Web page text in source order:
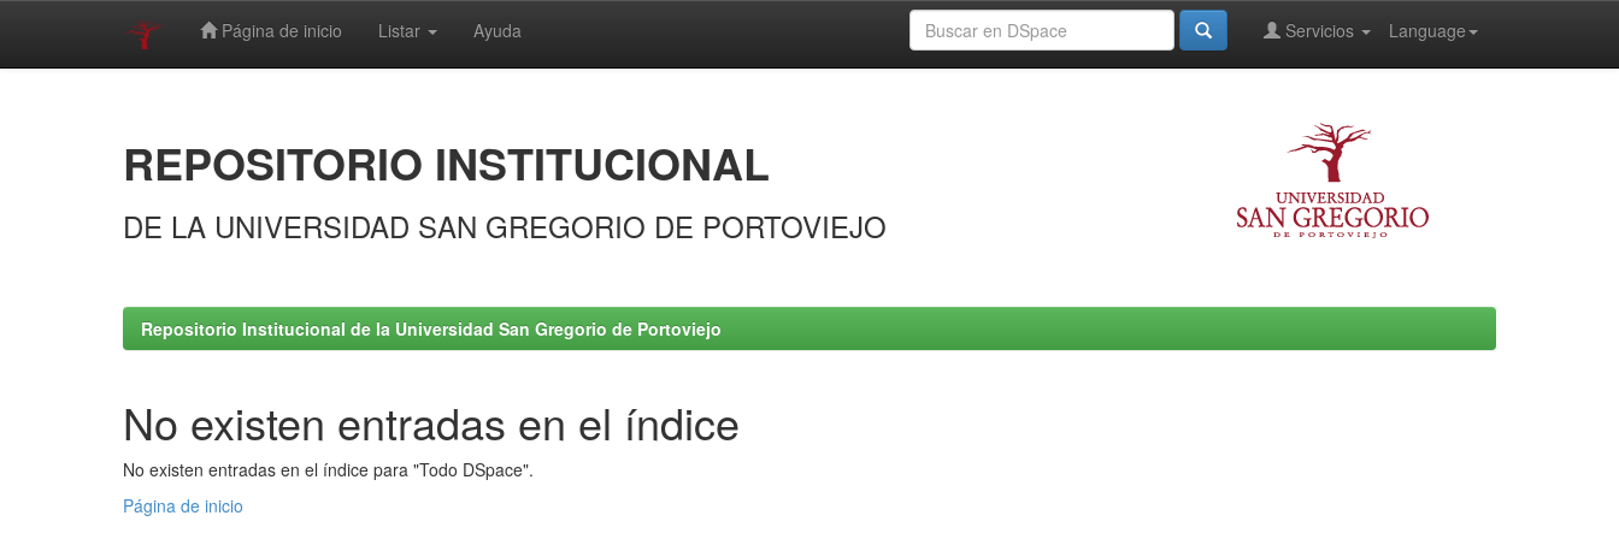
Página de inicio Listar Ayuda Language
Servicios
REPOSITORIO INSTITUCIONAL
DE LA UNIVERSIDAD SAN GREGORIO DE PORTOVIEJO
Repositorio Institucional de la Universidad San Gregorio de Portoviejo
No existen entradas en el índice
No existen entradas en el índice para "Todo DSpace".
Página de inicio